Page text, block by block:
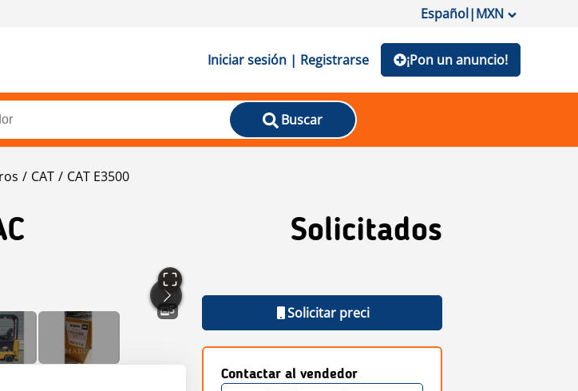
Español|MXN
Iniciar sesión | Registrarse ¡Pon un anuncio!
Buscar
CAT CAT E3500
Solicitados
5 Solicitar preci
Contactar al vendedor